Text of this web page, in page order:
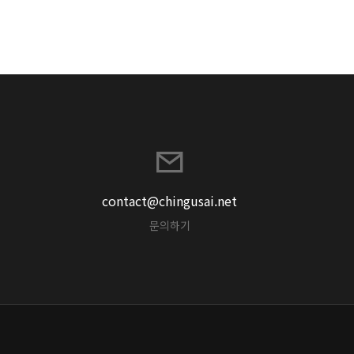
contact@chingusai.net
문의하기